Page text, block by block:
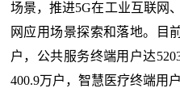
场景，推进5G在工业互联网
网应用场景探索和落地。目
户，公共服务终端用户达
400.9万户，智慧医疗终端用户